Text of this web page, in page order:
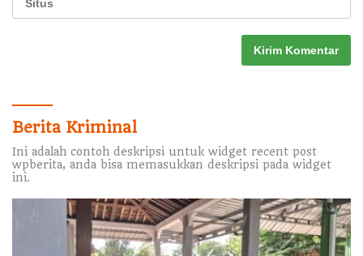
Berita Kriminal
Ini adalah contoh deskripsi untuk widget recent post
wpberita, anda bisa memasukkan deskripsi pada widget
ini.